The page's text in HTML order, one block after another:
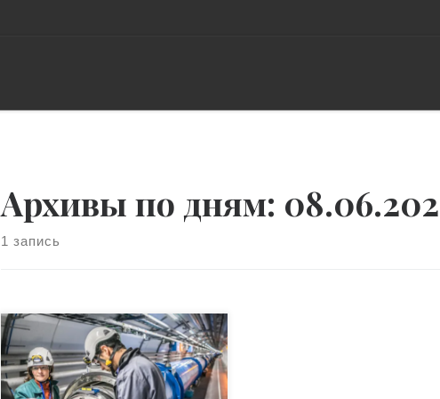
Архивы по дням:
1 запись
Большой адронный коллайдер
(БАК) – 26-километровый
ускоритель элементарных